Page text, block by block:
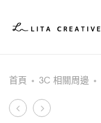
首頁 3C 相關周邊
Product
電手